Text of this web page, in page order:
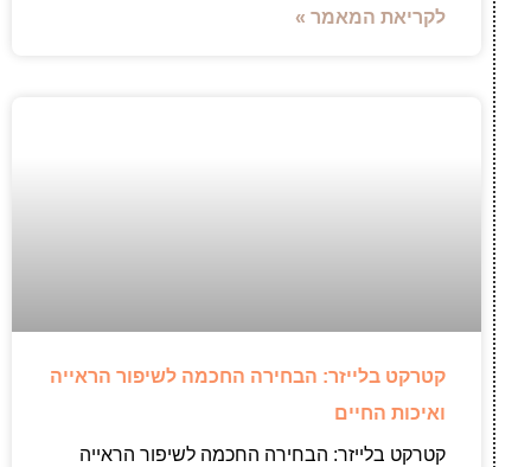
לקריאת המאמר »
קטרקט בלייזר: הבחירה החכמה לשיפור הראייה
ואיכות החיים
קטרקט בלייזר: הבחירה החכמה לשיפור הראייה